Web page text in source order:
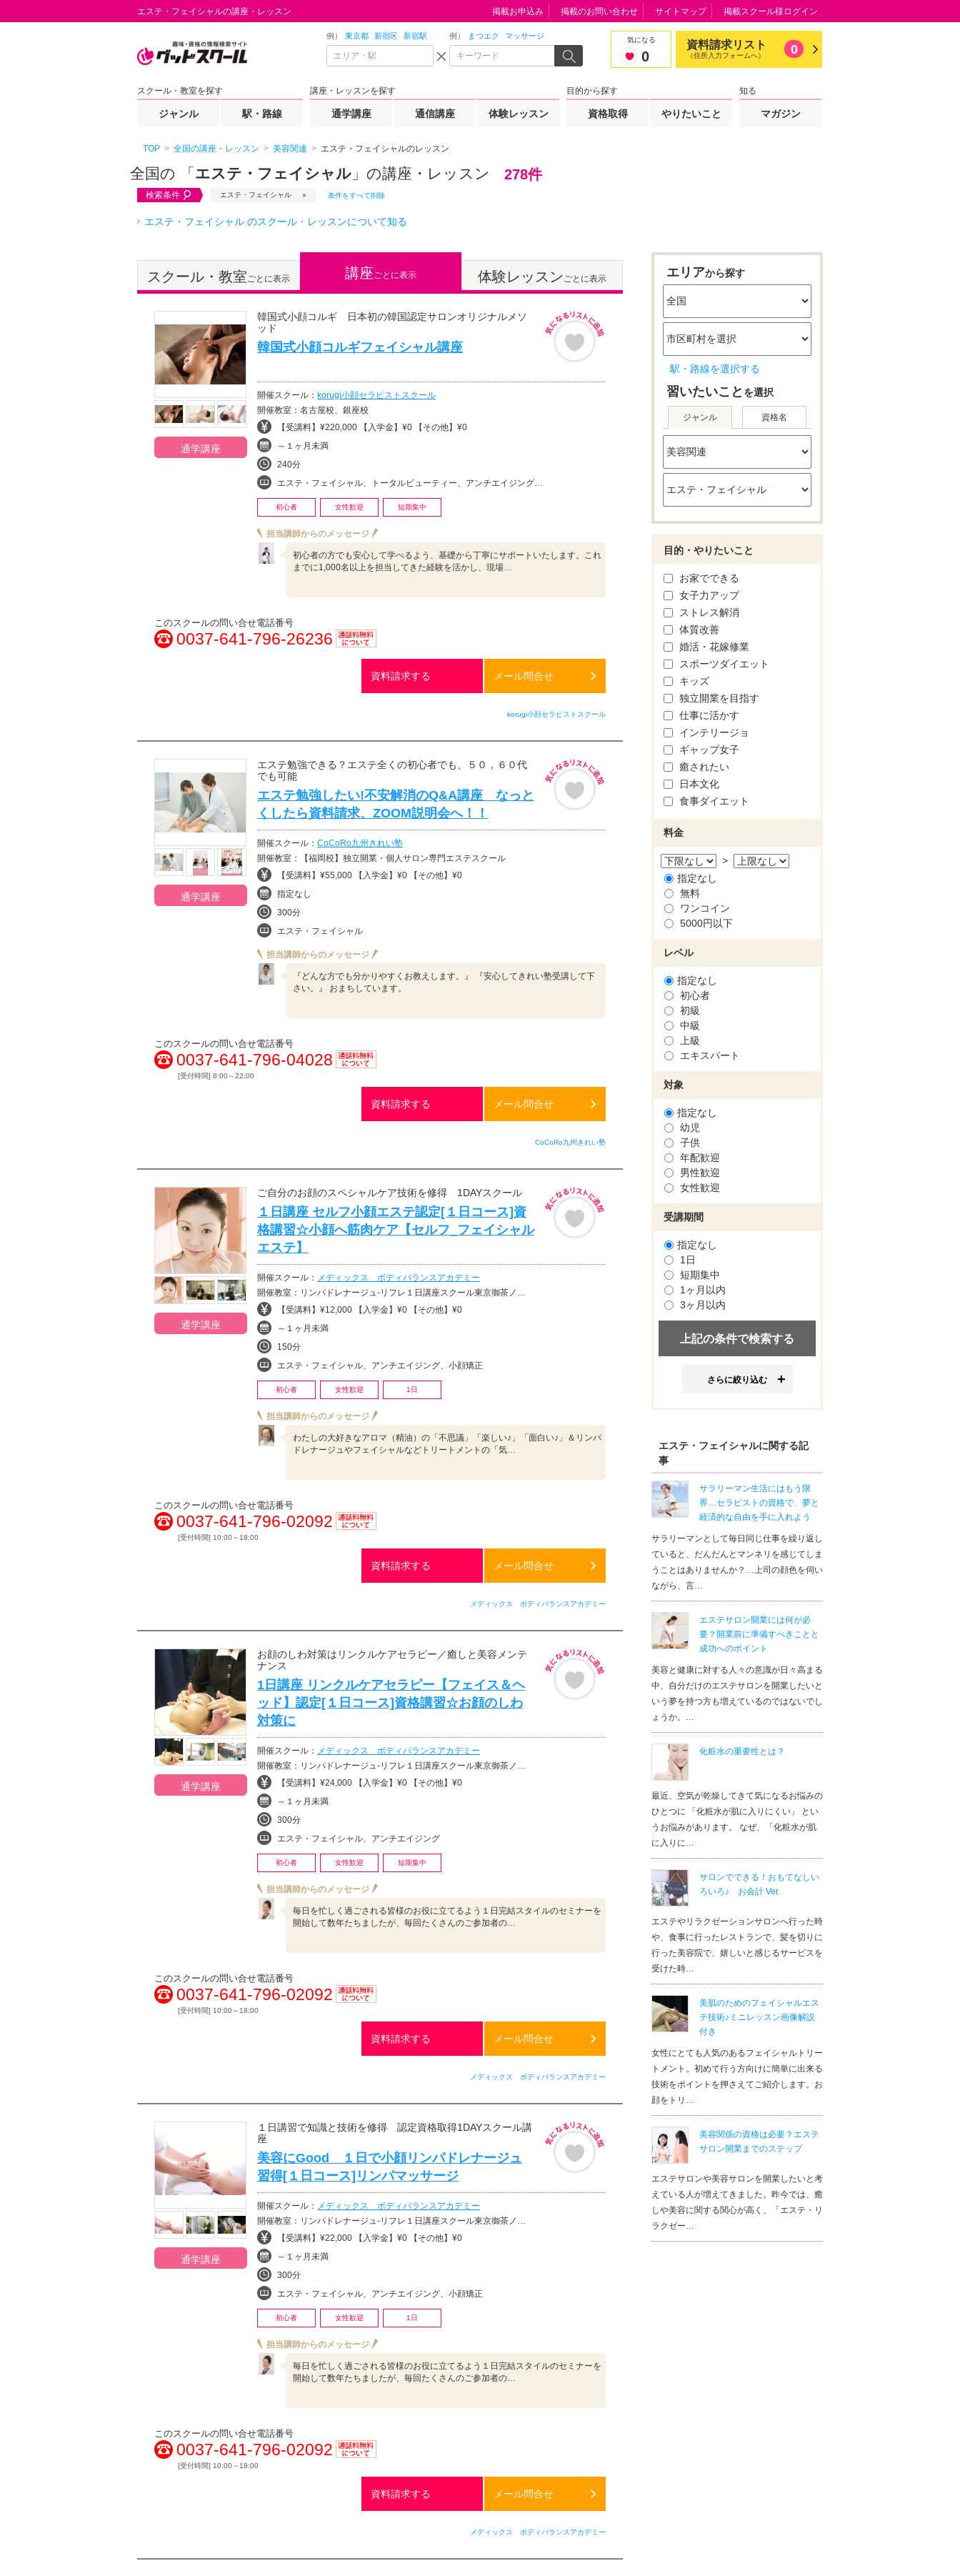
エステ・フェイシャルの講座・レッスン
例） 東京都 新宿区 新宿駅 例） まつエク マッサージ 気になる
0
資料請求リスト
（住所入力フォームへ） 0
スクール・教室を探す
ジャンル 駅・路線
講座・レッスンを探す
通学講座 通信講座 体験レッスン
目的から探す
資格取得 やりたいこと
知る
マガジン
掲載お申込み 掲載のお問い合わせ サイトマップ 掲載スクール様ログイン
TOP 全国の講座・レッスン 美容関連 エステ・フェイシャルのレッスン
全国の 「 エステ・フェイシャル 」の講座・レッスン 278件
検索条件 エステ・フェイシャル 条件をすべて削除
エステ・フェイシャル のスクール・レッスンについて知る
スクール・教室ごとに表示 講座ごとに表示 体験レッスンごとに表示
通学講座
韓国式小顔コルギ 日本初の韓国認定サロンオリジナルメソ
ッド
韓国式小顔コルギフェイシャル講座
開催スクール： korugi小顔セラピストスクール
開催教室：名古屋校、銀座校
【受講料】¥220,000 【入学金】¥0 【その他】¥0
～１ヶ月未満
240分
エステ・フェイシャル、トータルビューティー、アンチエイジング、コルギ、小顔矯正、美容その他
初心者 女性歓迎 短期集中
担当講師からのメッセージ
初心者の方でも安心して学べるよう、基礎から丁寧にサポートいたします。これ
までに1,000名以上を担当してきた経験を活かし、現場…
このスクールの問い合せ電話番号
0037-641-796-26236
資料請求する メール問合せ
korugi小顔セラピストスクール
通学講座
エステ勉強できる？エステ全くの初心者でも、５０，６０代
でも可能
エステ勉強したい!不安解消のQ&A講座 なっと
くしたら資料請求、ZOOM説明会へ！！
開催スクール： CoCoRo九州きれい塾
開催教室：【福岡校】独立開業・個人サロン専門エステスクール
【受講料】¥55,000 【入学金】¥0 【その他】¥0
指定なし
300分
エステ・フェイシャル
担当講師からのメッセージ
『どんな方でも分かりやすくお教えします。』 『安心してきれい塾受講して下
さい。』 おまちしています。
このスクールの問い合せ電話番号
0037-641-796-04028
無料
[受付時間] 8:00～22:00
資料請求する メール問合せ
CoCoRo九州きれい塾
通学講座
ご自分のお顔のスペシャルケア技術を修得 1DAYスクール
１日講座 セルフ小顔エステ認定[１日コース]資
格講習☆小顔へ筋肉ケア【セルフ_フェイシャル
エステ】
開催スクール： メディックス ボディバランスアカデミー
開催教室：リンパドレナージュ-リフレ１日講座スクール東京御茶ノ水学校、アロマセラピ−フェイシャル１日講座スクール東京御茶ノ水学校
【受講料】¥12,000 【入学金】¥0 【その他】¥0
～１ヶ月未満
150分
エステ・フェイシャル、アンチエイジング、小顔矯正
初心者 女性歓迎 1日
担当講師からのメッセージ
わたしの大好きなアロマ（精油）の「不思議」「楽しい♪」「面白い♪」＆リンパ
ドレナージュやフェイシャルなどトリートメントの「気…
このスクールの問い合せ電話番号
0037-641-796-02092
無料
[受付時間] 10:00～18:00
資料請求する メール問合せ
メディックス ボディバランスアカデミー
通学講座
お顔のしわ対策はリンクルケアセラピー／癒しと美容メンテ
ナンス
1日講座 リンクルケアセラピー【フェイス＆ヘ
ッド】認定[１日コース]資格講習☆お顔のしわ
対策に
開催スクール： メディックス ボディバランスアカデミー
開催教室：リンパドレナージュ-リフレ１日講座スクール東京御茶ノ水学校、アロマセラピ−フェイシャル１日講座スクール東京御茶ノ水学校
【受講料】¥24,000 【入学金】¥0 【その他】¥0
～１ヶ月未満
300分
エステ・フェイシャル、アンチエイジング
初心者 女性歓迎 短期集中
担当講師からのメッセージ
毎日を忙しく過ごされる皆様のお役に立てるよう１日完結スタイルのセミナーを
開始して数年たちましたが、毎回たくさんのご参加者の…
このスクールの問い合せ電話番号
0037-641-796-02092
無料
[受付時間] 10:00～18:00
資料請求する メール問合せ
メディックス ボディバランスアカデミー
通学講座
１日講習で知識と技術を修得 認定資格取得1DAYスクール講
座
美容にGood １日で小顔リンパドレナージュ
習得[１日コース]リンパマッサージ
開催スクール： メディックス ボディバランスアカデミー
開催教室：リンパドレナージュ-リフレ１日講座スクール東京御茶ノ水学校、アロマセラピ−フェイシャル１日講座スクール東京御茶ノ水学校
【受講料】¥22,000 【入学金】¥0 【その他】¥0
～１ヶ月未満
300分
エステ・フェイシャル、アンチエイジング、小顔矯正
初心者 女性歓迎 1日
担当講師からのメッセージ
毎日を忙しく過ごされる皆様のお役に立てるよう１日完結スタイルのセミナーを
開始して数年たちましたが、毎回たくさんのご参加者の…
このスクールの問い合せ電話番号
0037-641-796-02092
無料
[受付時間] 10:00～18:00
資料請求する メール問合せ
メディックス ボディバランスアカデミー
エリアから探す
駅・路線を選択する
習いたいこと を選択
ジャンル 資格名
目的・やりたいこと
お家でできる
女子力アップ
ストレス解消
体質改善
婚活・花嫁修業
スポーツダイエット
キッズ
独立開業を目指す
仕事に活かす
インテリージョ
ギャップ女子
癒されたい
日本文化
食事ダイエット
料金
>
指定なし
無料
ワンコイン
5000円以下
レベル
指定なし
初心者
初級
中級
上級
エキスパート
対象
指定なし
幼児
子供
年配歓迎
男性歓迎
女性歓迎
受講期間
指定なし
1日
短期集中
1ヶ月以内
3ヶ月以内
さらに絞り込む
エステ・フェイシャルに関する記
事
サラリーマン生活にはもう限
界…セラピストの資格で、夢と
経済的な自由を手に入れよう
サラリーマンとして毎日同じ仕事を繰り返し
ていると、だんだんとマンネリを感じてしま
うことはありませんか？…上司の顔色を伺い
ながら、言…
エステサロン開業には何が必
要？開業前に準備すべきことと
成功へのポイント
美容と健康に対する人々の意識が日々高まる
中、自分だけのエステサロンを開業したいと
いう夢を持つ方も増えているのではないでし
ょうか。…
化粧水の重要性とは？
最近、空気が乾燥してきて気になるお悩みの
ひとつに 「化粧水が肌に入りにくい」 とい
うお悩みがあります。 なぜ、「化粧水が肌
に入りに…
サロンでできる！おもてなしい
ろいろ♪ お会計 Ver.
エステやリラクゼーションサロンへ行った時
や、食事に行ったレストランで、髪を切りに
行った美容院で、嬉しいと感じるサービスを
受けた時…
美肌のためのフェイシャルエス
テ技術♪ミニレッスン画像解説
付き
女性にとても人気のあるフェイシャルトリー
トメント。初めて行う方向けに簡単に出来る
技術をポイントを押さえてご紹介します。お
顔をトリ…
美容関係の資格は必要？エステ
サロン開業までのステップ
エステサロンや美容サロンを開業したいと考
えている人が増えてきました。昨今では、癒
しや美容に関する関心が高く、「エステ・リ
ラクゼー…